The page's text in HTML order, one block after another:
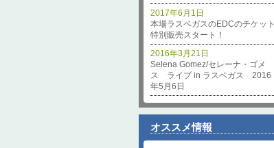
本場ラスベガスのEDCのチケット
特別販売スタート！
2017年6月1日
Selena Gomez/セレーナ・ゴメ
ス ライブ in ラスベガス 2016
年5月6日
2016年3月21日
オススメ情報